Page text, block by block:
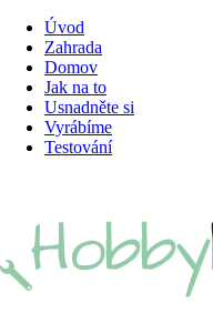
Úvod
Zahrada
Domov
Jak na to
Usnadněte si
Vyrábíme
Testování